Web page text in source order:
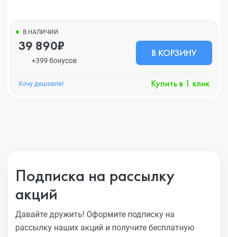
В НАЛИЧИИ
39 890₽
+399 бонусов
В КОРЗИНУ
Хочу дешевле! Купить в 1 клик
Подписка на рассылку
акций
Давайте дружить! Оформите подписку на
рассылку наших акций и получите бесплатную